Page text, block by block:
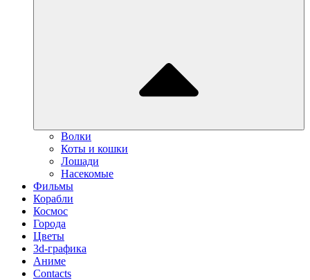
Волки
Коты и кошки
Лошади
Насекомые
Фильмы
Корабли
Космос
Города
Цветы
3d-графика
Аниме
Contacts